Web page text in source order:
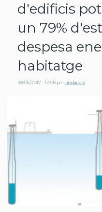
d'edificis
un 79%
despesa
habitatge
28/06/2017 - 12:08 per Redacció